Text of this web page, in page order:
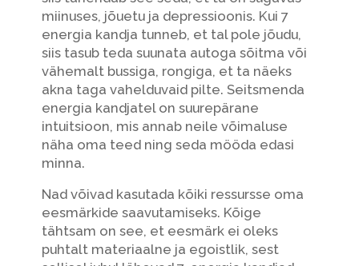
miinuses, jõuetu ja depressioonis. Kui 7
energia kandja tunneb, et tal pole jõudu,
siis tasub teda suunata autoga sõitma või
vähemalt bussiga, rongiga, et ta näeks
akna taga vahelduvaid pilte. Seitsmenda
energia kandjatel on suurepärane
intuitsioon, mis annab neile võimaluse
näha oma teed ning seda mööda edasi
minna.
Nad võivad kasutada kõiki ressursse oma
eesmärkide saavutamiseks. Kõige
tähtsam on see, et eesmärk ei oleks
puhtalt materiaalne ja egoistlik, sest